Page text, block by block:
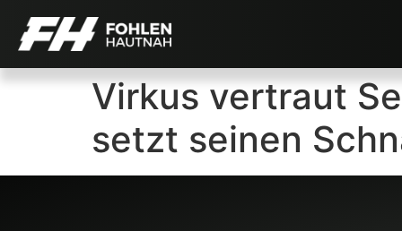
Virkus vertraut
setzt seinen